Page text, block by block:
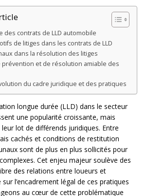
des contrats de LLD automobile
de litiges dans les contrats de LLD
dans la résolution des litiges
prévention et de résolution amiable des
du cadre juridique et des pratiques
longue durée (LLD) dans le secteur
une popularité croissante, mais
leur lot de différends juridiques. Entre
cachés et conditions de restitution
sont de plus en plus sollicités pour
Cet enjeu majeur soulève des
des relations entre loueurs et
l’encadrement légal de ces pratiques
au cœur de cette problématique